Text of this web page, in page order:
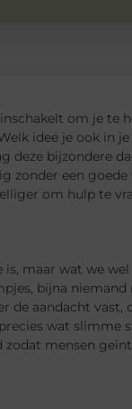
inschakelt om je te
idee je ook in
deze bijzondere
zonder een
om hulp te
maar wat we
bijna
de aandacht
wat slimme
mensen